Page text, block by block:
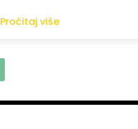
Pročitaj više